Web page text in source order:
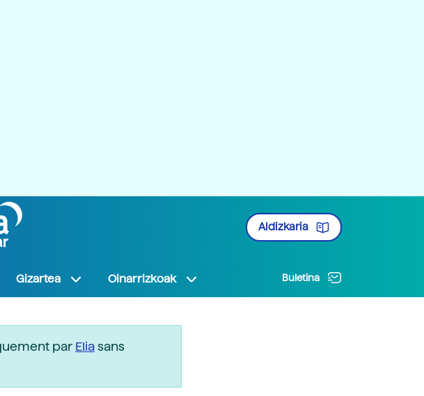
Aldizkaria
Gizartea Oinarrizkoak Buletina
parEliasans